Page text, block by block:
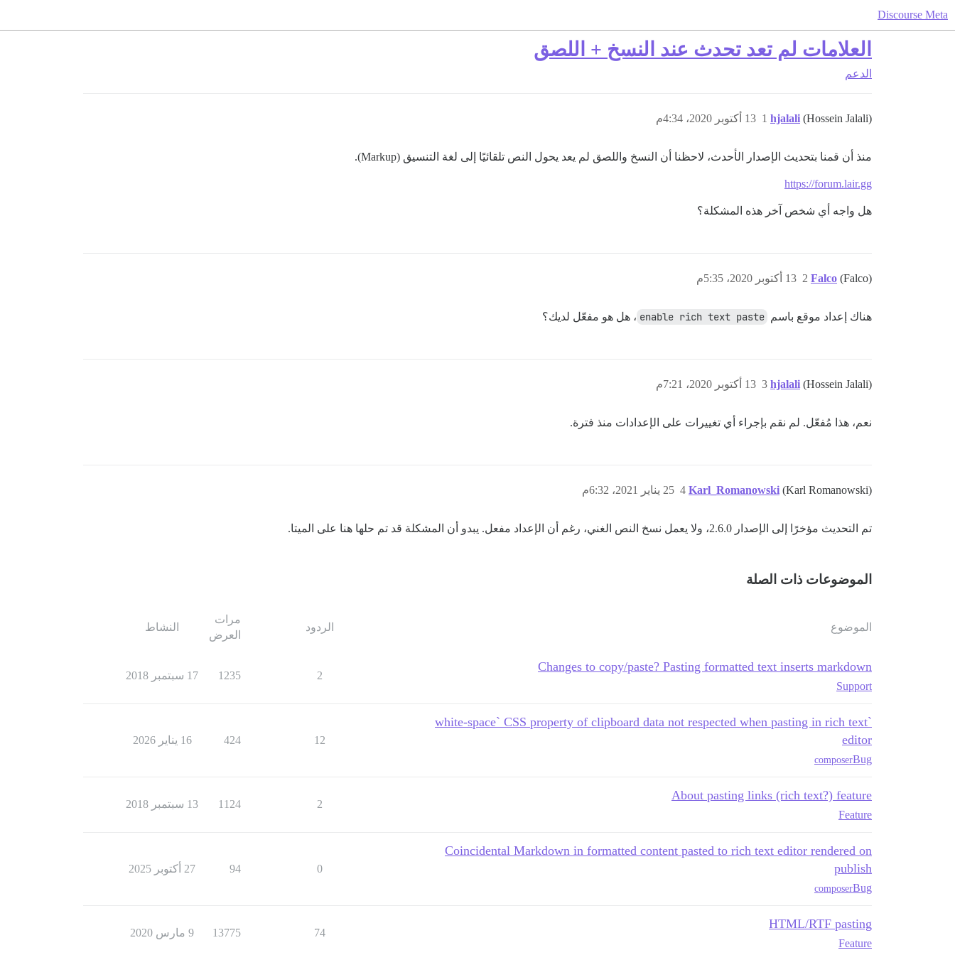
Discourse Meta
العلامات لم تعد تحدث عند النسخ + اللصق
الدعم
hjalali (Hossein Jalali) 13 أكتوبر 2020، 4:34م 1
منذ أن قمنا بتحديث الإصدار الأحدث، لاحظنا أن النسخ واللصق لم يعد يحول النص تلقائيًا إلى لغة التنسيق (Markup).
https://forum.lair.gg
هل واجه أي شخص آخر هذه المشكلة؟
Falco (Falco) 13 أكتوبر 2020، 5:35م 2
هناك إعداد موقع باسم enable rich text paste ، هل هو مفعّل لديك؟
hjalali (Hossein Jalali) 13 أكتوبر 2020، 7:21م 3
نعم، هذا مُفعّل. لم نقم بإجراء أي تغييرات على الإعدادات منذ فترة.
Karl_Romanowski (Karl Romanowski) 25 يناير 2021، 6:32م 4
تم التحديث مؤخرًا إلى الإصدار 2.6.0، ولا يعمل نسخ النص الغني، رغم أن الإعداد مفعل. يبدو أن المشكلة قد تم حلها هنا على الميتا.
الموضوعات ذات الصلة
الموضوع الردود
مرات
العرض
النشاط
Changes to copy/paste? Pasting formatted text inserts markdown
Support
2
1235 17 سبتمبر 2018
`white-space` CSS property of clipboard data not respected when pasting in rich text
editor
Bug
composer
12
424 16 يناير 2026
About pasting links (rich text?) feature
Feature
2
1124 13 سبتمبر 2018
Coincidental Markdown in formatted content pasted to rich text editor rendered on
publish
Bug
composer
0
94 27 أكتوبر 2025
HTML/RTF pasting
Feature
74
13775 9 مارس 2020